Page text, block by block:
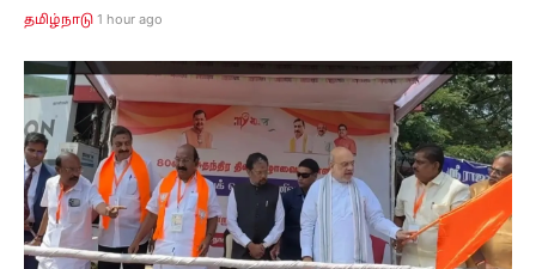
தமிழ்நாடு 1 hour ago